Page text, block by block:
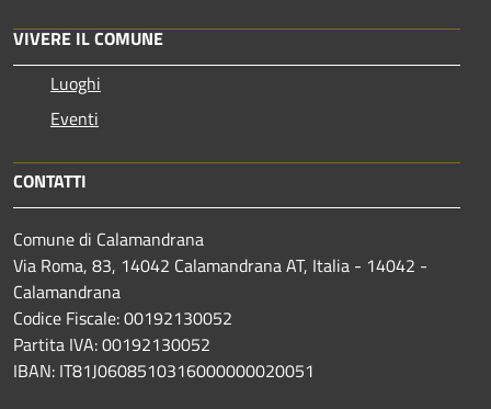
VIVERE IL COMUNE
Luoghi
Eventi
CONTATTI
Comune di Calamandrana
Via Roma, 83, 14042 Calamandrana AT, Italia - 14042 -
Calamandrana
Codice Fiscale: 00192130052
Partita IVA: 00192130052
IBAN: IT81J0608510316000000020051